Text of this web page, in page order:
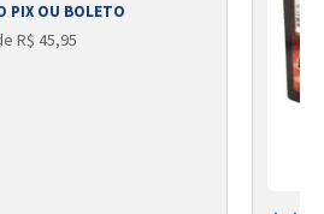
PIX OU BOLETO
R$ 45,95